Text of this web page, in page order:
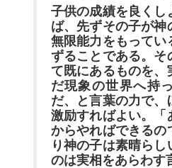
子供の成績を良くし
ば、先ずその子が神
無限能力をもってい
ずることである。そ
て既にあるものを、
だ現象の世界へ持
だ、と言葉の力で、
激励すればよい。「
からやればできるの
り神の子は素晴らし
のは実相をあらわす